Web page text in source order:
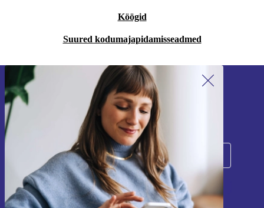
Köögid
Suured kodumajapidamisseadmed
Liitu meie uudiskirjaga!
Ära jäta enam ühtegi pakkumist vahele.
Registreeru
Teavet isikuandmete kasutamise kohta leiate meie